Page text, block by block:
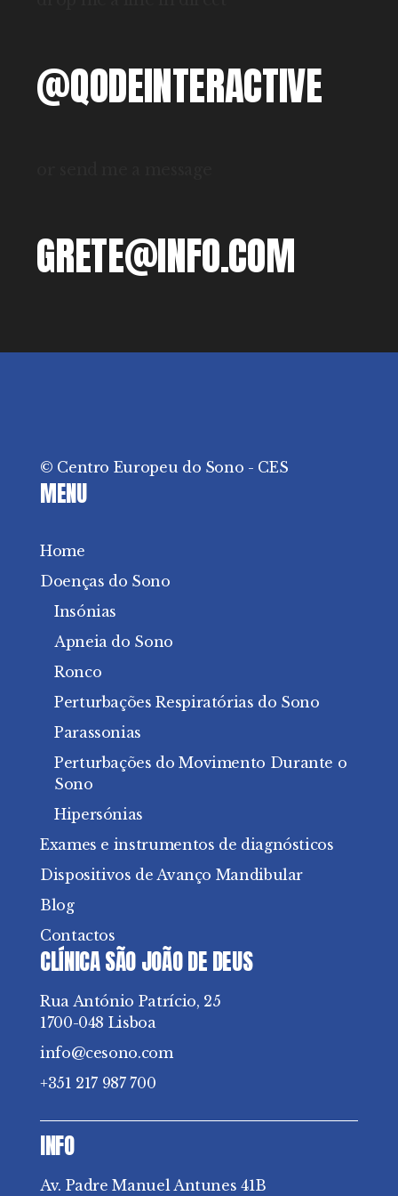
@QODEINTERACTIVE
GRETE@INFO.COM
© Centro Europeu do Sono - CES
MENU
Home
Doenças do Sono
Insónias
Apneia do Sono
Ronco
Perturbações Respiratórias do Sono
Parassonias
Perturbações do Movimento Durante o
Sono
Hipersónias
Exames e instrumentos de diagnósticos
Dispositivos de Avanço Mandibular
Blog
Contactos
CLÍNICA SÃO JOÃO DE DEUS
Rua António Patrício, 25
1700-048 Lisboa
info@cesono.com
+351 217 987 700
INFO
Av. Padre Manuel Antunes 41B